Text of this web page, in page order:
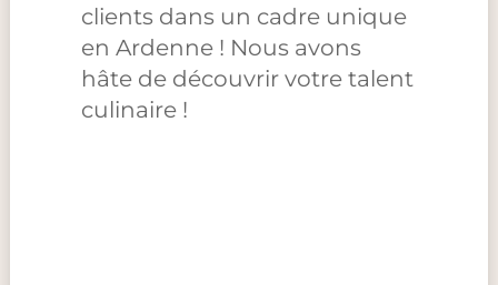
clients dans un cadre unique
en Ardenne ! Nous avons
hâte de découvrir votre talent
culinaire !